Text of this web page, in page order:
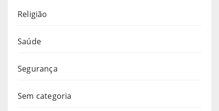
Religião
Saúde
Segurança
Sem categoria